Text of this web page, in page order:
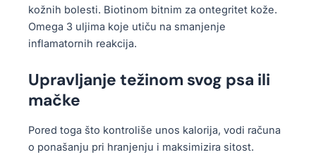
kožnih bolesti. Biotinom bitnim za ontegritet kože.
Omega 3 uljima koje utiču na smanjenje
inflamatornih reakcija.
Upravljanje težinom svog psa ili
mačke
Pored toga što kontroliše unos kalorija, vodi računa
o ponašanju pri hranjenju i maksimizira sitost.